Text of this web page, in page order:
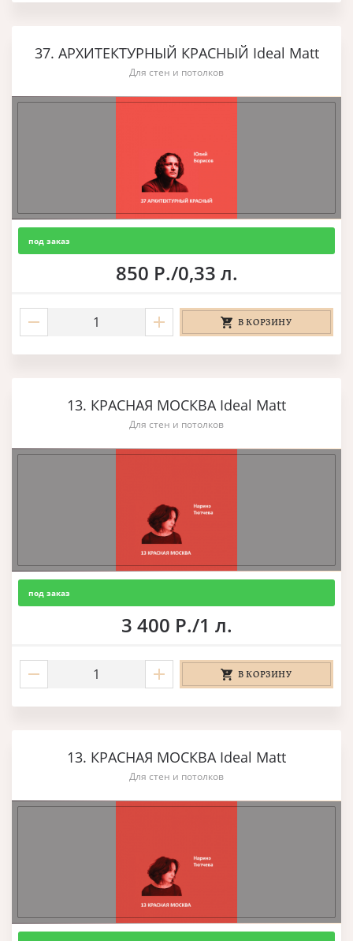
37. АРХИТЕКТУРНЫЙ КРАСНЫЙ Ideal Matt
Для стен и потолков
под заказ
850 Р./0,33 л.
В КОРЗИНУ
13. КРАСНАЯ МОСКВА Ideal Matt
Для стен и потолков
под заказ
3 400 Р./1 л.
В КОРЗИНУ
13. КРАСНАЯ МОСКВА Ideal Matt
Для стен и потолков